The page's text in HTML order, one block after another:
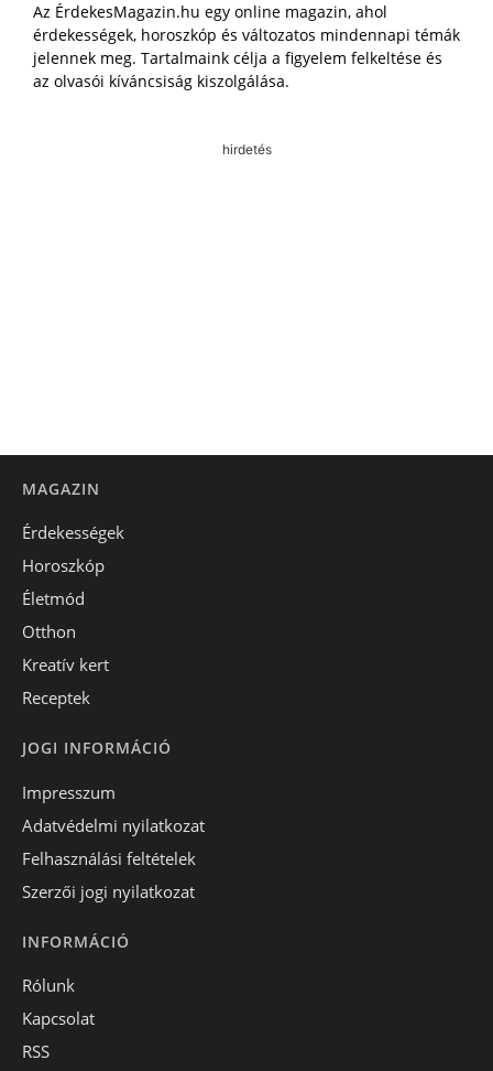
Az ÉrdekesMagazin.hu egy online magazin, ahol
érdekességek, horoszkóp és változatos mindennapi témák
jelennek meg. Tartalmaink célja a figyelem felkeltése és
az olvasói kíváncsiság kiszolgálása.
hirdetés
MAGAZIN
Érdekességek
Horoszkóp
Életmód
Otthon
Kreatív kert
Receptek
JOGI INFORMÁCIÓ
Impresszum
Adatvédelmi nyilatkozat
Felhasználási feltételek
Szerzői jogi nyilatkozat
INFORMÁCIÓ
Rólunk
Kapcsolat
RSS